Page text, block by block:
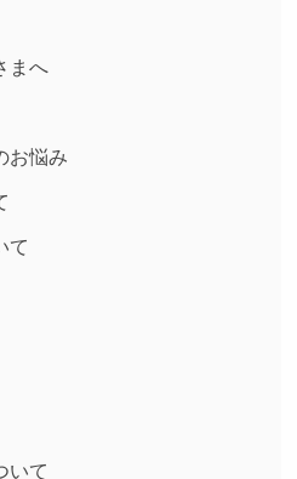
まへ
お悩み
て
いて